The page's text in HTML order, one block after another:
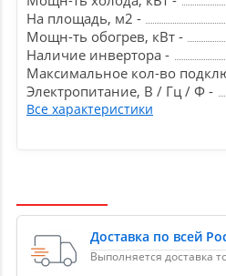
На площадь, м2 -
Мощн-ть обогрев, кВт -
Наличие инвертора -
Максимальное кол-во
Электропитание, В / Гц / Ф -
Все характеристики
Доставка по всей
Выполняется доставка